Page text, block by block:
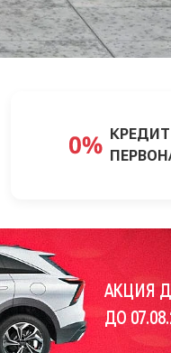
КРЕДИТ
АКЦИЯ
ДО